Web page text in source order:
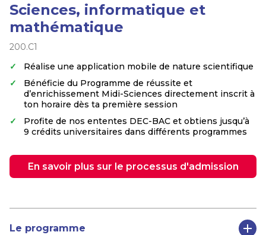
Sciences, informatique et
mathématique
200.C1
Réalise une application mobile de nature scientifique
Bénéficie du Programme de réussite et
d’enrichissement Midi-Sciences directement inscrit à
ton horaire dès ta première session
Profite de nos ententes DEC-BAC et obtiens jusqu’à
9 crédits universitaires dans différents programmes
En savoir plus sur le processus d'admission
Le programme